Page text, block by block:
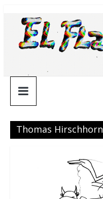
contenido
¯\_(ツ)_/
¯
Thomas Hirschhorn